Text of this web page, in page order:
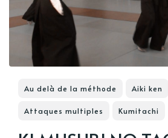
Au delà de la méthode Aiki ken
Attaques multiples Kumitachi